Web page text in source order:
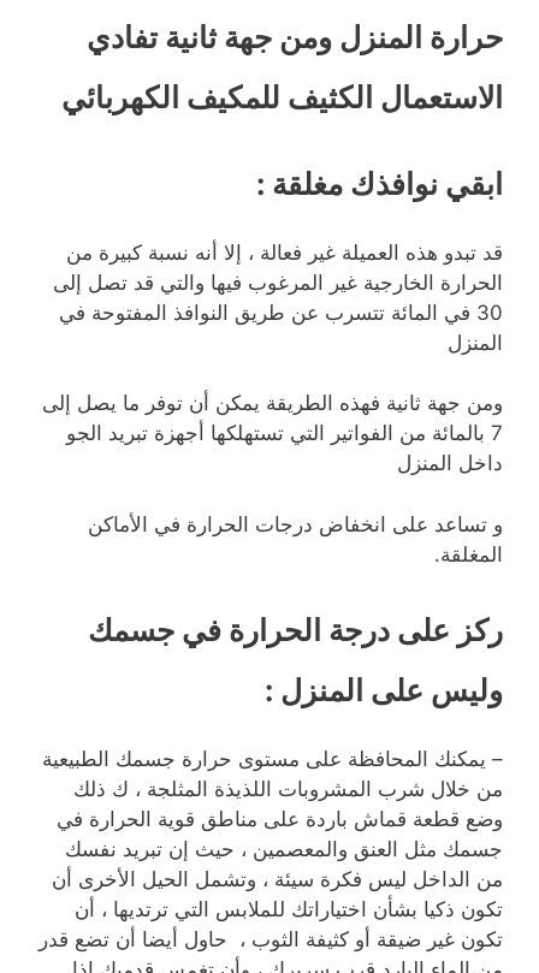
حرارة المنزل ومن جهة ثانية تفادي
الاستعمال الكثيف للمكيف الكهربائي
ابقي نوافذك مغلقة :
قد تبدو هذه العميلة غير فعالة ، إلا أنه نسبة كبيرة من
الحرارة الخارجية غير المرغوب فيها والتي قد تصل إلى
30 في المائة تتسرب عن طريق النوافذ المفتوحة في
المنزل
ومن جهة ثانية فهذه الطريقة يمكن أن توفر ما يصل إلى
7 بالمائة من الفواتير التي تستهلكها أجهزة تبريد الجو
داخل المنزل
و تساعد على انخفاض درجات الحرارة في الأماكن
المغلقة.
ركز على درجة الحرارة في جسمك
وليس على المنزل :
– يمكنك المحافظة على مستوى حرارة جسمك الطبيعية
من خلال شرب المشروبات اللذيذة المثلجة ، ك ذلك
وضع قطعة قماش باردة على مناطق قوية الحرارة في
جسمك مثل العنق والمعصمين ، حيث إن تبريد نفسك
من الداخل ليس فكرة سيئة ، وتشمل الحيل الأخرى أن
تكون ذكيا بشأن اختياراتك للملابس التي ترتديها ، أن
تكون غير ضيقة أو كثيفة الثوب ، حاول أيضا أن تضع قدر